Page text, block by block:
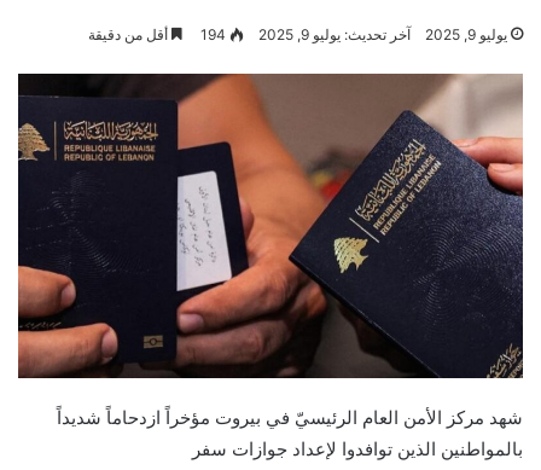
يوليو 9, 2025 آخر تحديث: يوليو 9, 2025 194 أقل من دقيقة
شهد مركز الأمن العام الرئيسيّ في بيروت مؤخراً ازدحاماً شديداً
بالمواطنين الذين توافدوا لإعداد جوازات سفر